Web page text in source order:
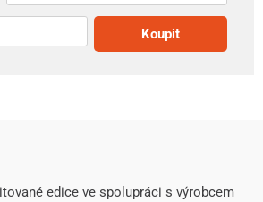
Koupit
edice ve spolupráci s výrobcem